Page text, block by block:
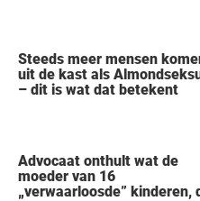
Steeds meer mensen
uit de kast als
– dit is wat dat betekent
Advocaat onthult wat de
moeder van 16
„verwaarloosde” kinderen,